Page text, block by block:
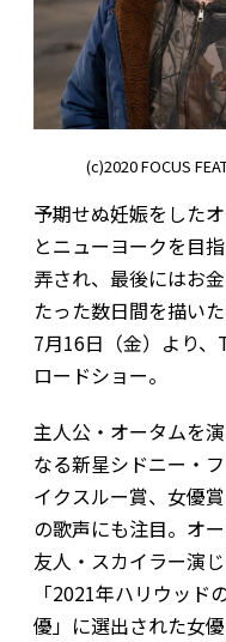
(c)2020 FOCUS
予期せぬ妊娠をした
とニューヨークを目
弄され、最後にはお
たった数日間を描い
7月16日（金）より
ロードショー。
主人公・オータムを
なる新星シドニー・
イクスルー賞、女優
の歌声にも注目。オ
友人・スカイラー演
「2021年ハリウッド
優」に選出された女